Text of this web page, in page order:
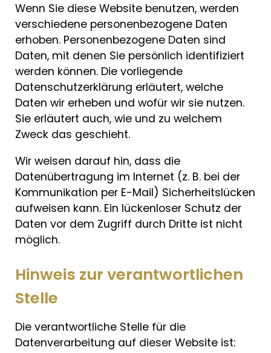
Wenn Sie diese Website benutzen, werden
verschiedene personenbezogene Daten
erhoben. Personenbezogene Daten sind
Daten, mit denen Sie persönlich identifiziert
werden können. Die vorliegende
Datenschutzerklärung erläutert, welche
Daten wir erheben und wofür wir sie nutzen.
Sie erläutert auch, wie und zu welchem
Zweck das geschieht.
Wir weisen darauf hin, dass die
Datenübertragung im Internet (z. B. bei der
Kommunikation per E-Mail) Sicherheitslücken
aufweisen kann. Ein lückenloser Schutz der
Daten vor dem Zugriff durch Dritte ist nicht
möglich.
Hinweis zur verantwortlichen
Stelle
Die verantwortliche Stelle für die
Datenverarbeitung auf dieser Website ist: